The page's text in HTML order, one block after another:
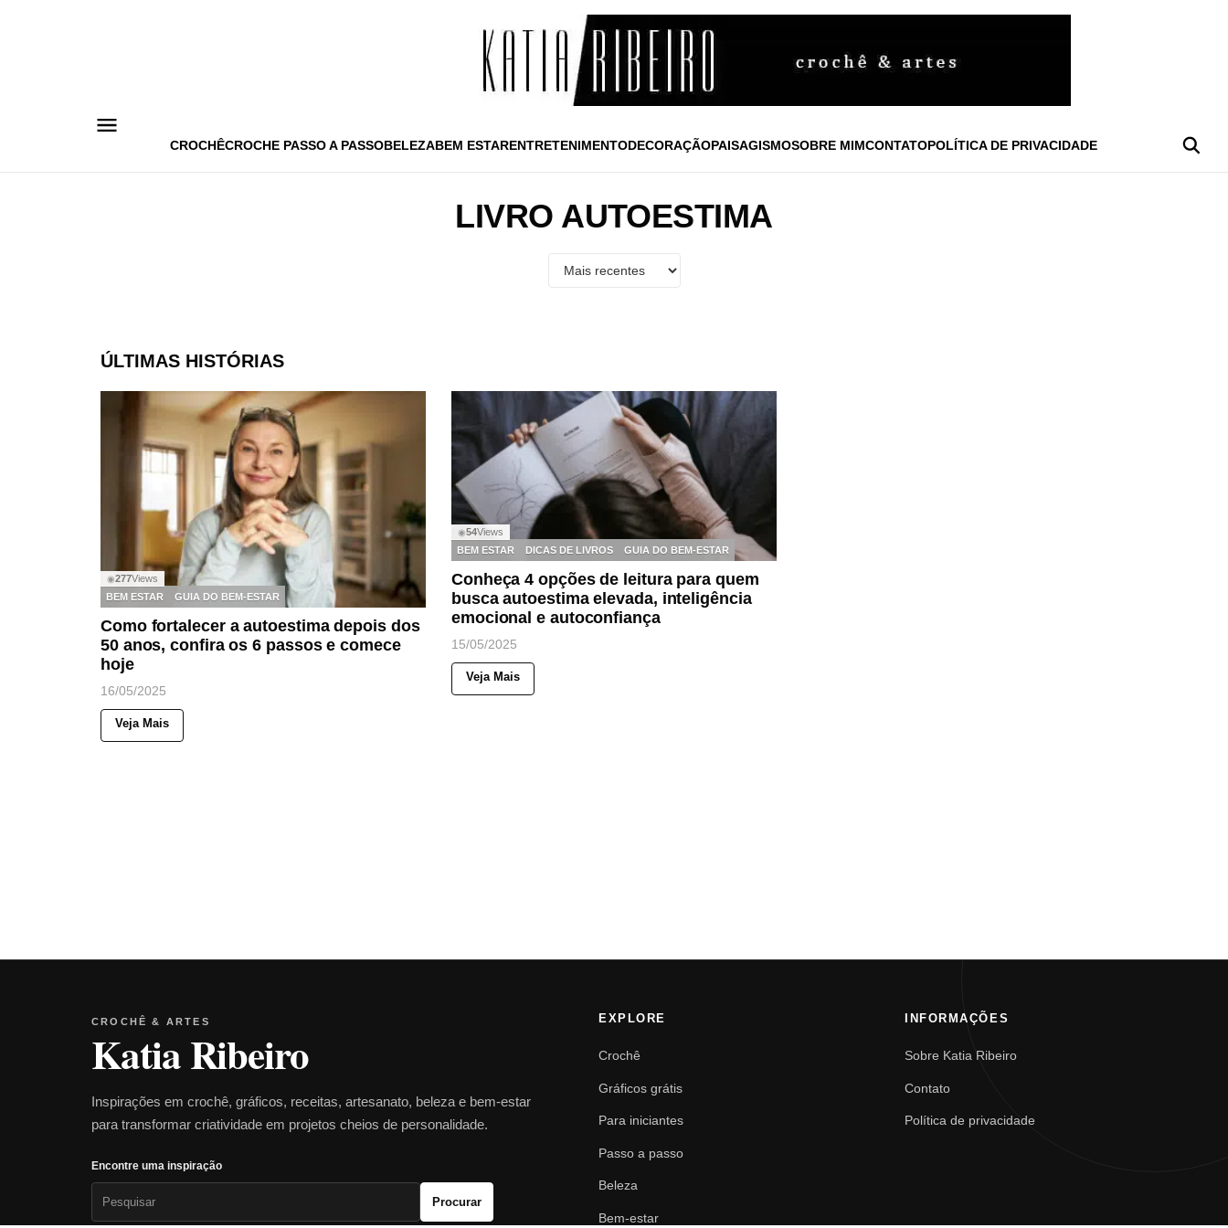
CROCHÊCROCHE PASSO A PASSOBELEZABEM ESTARENTRETENIMENTODECORAÇÃOPAISAGISMOSOBRE MIMCONTATOPOLÍTICA DE PRIVACIDADE
LIVRO AUTOESTIMA
ÚLTIMAS HISTÓRIAS
◉277Views
BEM ESTAR
GUIA DO BEM-ESTAR
Como fortalecer a autoestima depois dos
50 anos, confira os 6 passos e comece
hoje
16/05/2025
Veja Mais
◉54Views
BEM ESTAR
DICAS DE LIVROS GUIA DO BEM-ESTAR
Conheça 4 opções de leitura para quem
busca autoestima elevada, inteligência
emocional e autoconfiança
15/05/2025
Veja Mais
CROCHÊ & ARTES
Katia Ribeiro
Inspirações em crochê, gráficos, receitas, artesanato, beleza e bem-estar
para transformar criatividade em projetos cheios de personalidade.
Encontre uma inspiração
Procurar
EXPLORE
Crochê
Gráficos grátis
Para iniciantes
Passo a passo
Beleza
Bem-estar
INFORMAÇÕES
Sobre Katia Ribeiro
Contato
Política de privacidade